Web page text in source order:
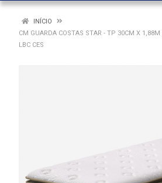
INÍCIO
CM GUARDA COSTAS STAR - TP 30CM X 1,88M
LBC CES